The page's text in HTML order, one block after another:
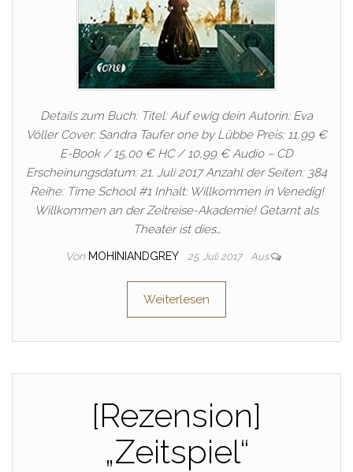
Details zum Buch: Titel: Auf ewig dein Autorin: Eva
Völler Cover: Sandra Taufer one by Lübbe Preis: 11,99 €
E-Book / 15,00 € HC / 10,99 € Audio – CD
Erscheinungsdatum: 21. Juli 2017 Anzahl der Seiten: 384
Reihe: Time School #1 Inhalt: Willkommen in Venedig!
Willkommen an der Zeitreise-Akademie! Getarnt als
Theater ist dies…
Von MOHINIANDGREY 25. Juli 2017 Aus
Weiterlesen
[Rezension]
„Zeitspiel“